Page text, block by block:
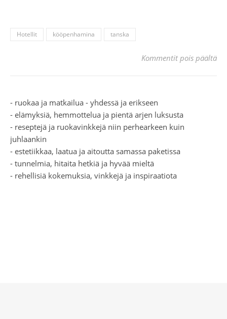
Hotellit kööpenhamina tanska
Kommentit pois päältä
- ruokaa ja matkailua - yhdessä ja erikseen
- elämyksiä, hemmottelua ja pientä arjen luksusta
- reseptejä ja ruokavinkkejä niin perhearkeen kuin
juhlaankin
- estetiikkaa, laatua ja aitoutta samassa paketissa
- tunnelmia, hitaita hetkiä ja hyvää mieltä
- rehellisiä kokemuksia, vinkkejä ja inspiraatiota